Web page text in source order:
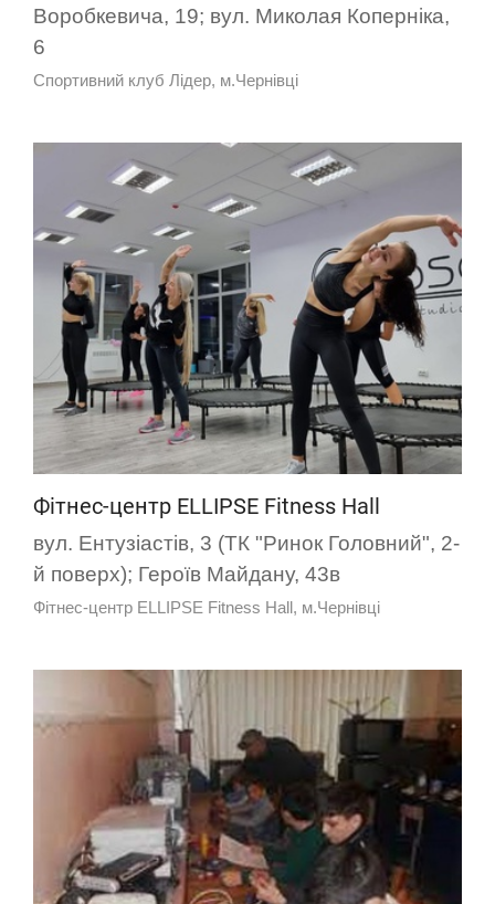
Воробкевича, 19; вул. Миколая Коперніка,
6
Спортивний клуб Лідер, м.Чернівці
Фітнес-центр ELLIPSE Fitness Hall
вул. Ентузіастів, 3 (ТК "Ринок Головний", 2-
й поверх); Героїв Майдану, 43в
Фітнес-центр ELLIPSE Fitness Hall, м.Чернівці